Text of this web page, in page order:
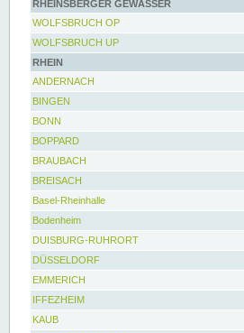
RHEINSBERGER GEWÄSSER
WOLFSBRUCH OP
WOLFSBRUCH UP
RHEIN
ANDERNACH
BINGEN
BONN
BOPPARD
BRAUBACH
BREISACH
Basel-Rheinhalle
Bodenheim
DUISBURG-RUHRORT
DÜSSELDORF
EMMERICH
IFFEZHEIM
KAUB